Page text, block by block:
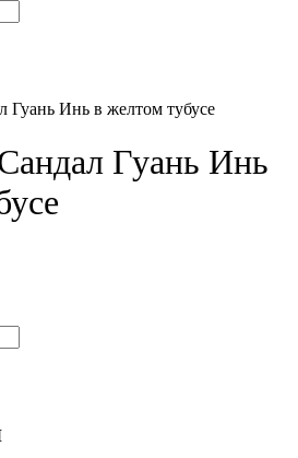
Гуань Инь в желтом тубусе
Гуань Инь